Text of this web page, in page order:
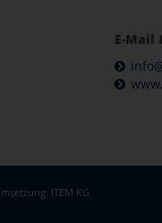
E-Mail
ITEM KG